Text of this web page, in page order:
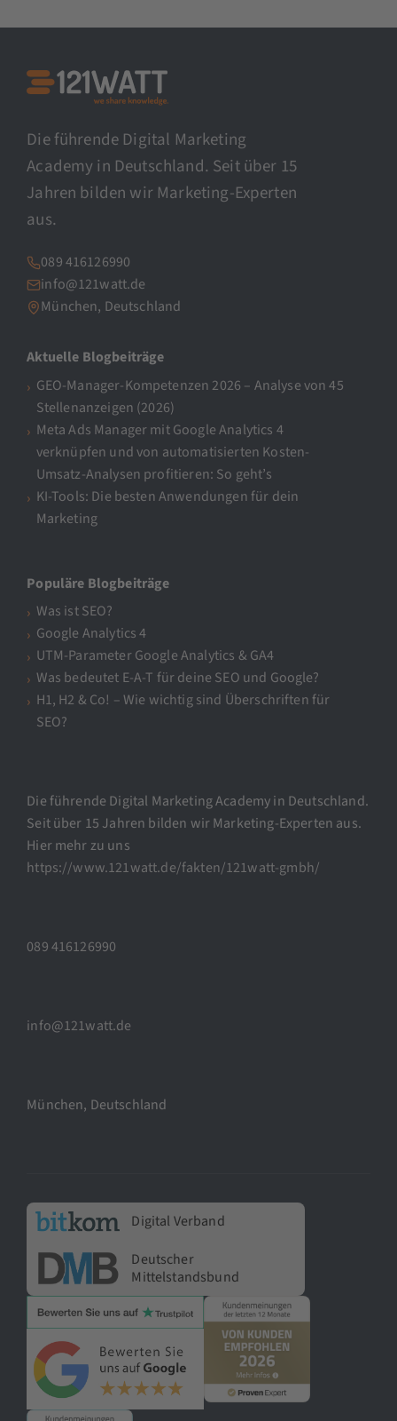
Die führende Digital Marketing
Academy in Deutschland. Seit über 15
Jahren bilden wir Marketing-Experten
aus.
089 416126990
info@121watt.de
München, Deutschland
Aktuelle Blogbeiträge
GEO-Manager-Kompetenzen 2026 – Analyse von 45
Stellenanzeigen (2026)
Meta Ads Manager mit Google Analytics 4
verknüpfen und von automatisierten Kosten-
Umsatz-Analysen profitieren: So geht’s
KI-Tools: Die besten Anwendungen für dein
Marketing
Populäre Blogbeiträge
Was ist SEO?
Google Analytics 4
UTM-Parameter Google Analytics & GA4
Was bedeutet E-A-T für deine SEO und Google?
H1, H2 & Co! – Wie wichtig sind Überschriften für
SEO?
Die führende Digital Marketing Academy in Deutschland.
Seit über 15 Jahren bilden wir Marketing-Experten aus.
Hier mehr zu uns
https://www.121watt.de/fakten/121watt-gmbh/
089 416126990
info@121watt.de
München, Deutschland
Digital Verband
Deutscher
Mittelstandsbund